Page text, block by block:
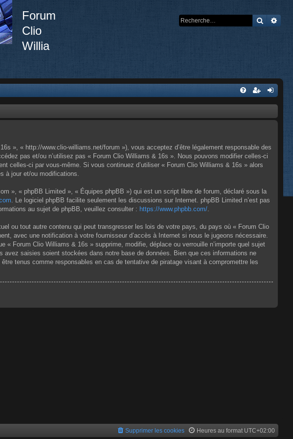
Forum
Clio
Willia
», « http://www.clio-williams.net/forum »), vous acceptez d’être légalement responsable des
pas et/ou n’utilisez pas « Forum Clio Williams & 16s ». Nous pouvons modifier celles-ci
celles-ci par vous-même. Si vous continuez d’utiliser « Forum Clio Williams & 16s » alors
à jour et/ou modifications.
», « phpBB Limited », « Équipes phpBB ») qui est un script libre de forum, déclaré sous la
. Le logiciel phpBB facilite seulement les discussions sur Internet. phpBB Limited n’est pas
au sujet de phpBB, veuillez consulter : https://www.phpbb.com/.
ou tout autre contenu qui peut transgresser les lois de votre pays, du pays où « Forum Clio
avec une notification à votre fournisseur d’accès à Internet si nous le jugeons nécessaire.
Forum Clio Williams & 16s » supprime, modifie, déplace ou verrouille n’importe quel sujet
saisies soient stockées dans notre base de données. Bien que ces informations ne
tenus comme responsables en cas de tentative de piratage visant à compromettre les
Heures au format UTC+02:00
Supprimer les cookies